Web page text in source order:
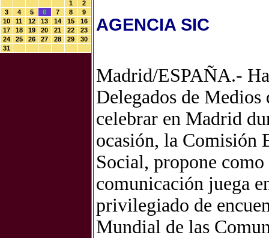
1
2
3
4 5 6 7 8
9
10
11 12 13 14 15
16
17
18 19 20 21 22
23
24
25 26 27 28 29
30
31
AGENCIA SIC
Madrid/ESPAÑA.-
Delegados de
celebrar en Madrid
ocasión, la Comisión
Social, propone
comunicación juega
privilegiado de
Mundial de las